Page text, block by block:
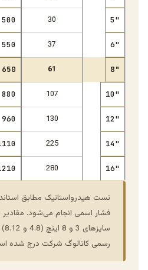
5"
30
500
6"
37
550
8"
61
650
10"
107
880
12"
130
960
14"
225
16"
280
فشار اسمی انجام می‌شود. مقادیر
رسمی کاتالوگ شرکت درج شده